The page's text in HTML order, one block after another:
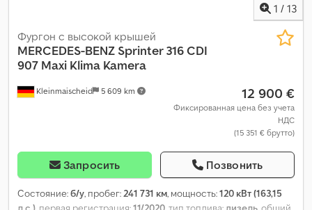
1 / 13
Kleinmaischeid 5 609 km
Фургон с высокой крышей
MERCEDES-BENZ Sprinter 316 CDI
907 Maxi Klima Kamera
12 900 €
Фиксированная цена без учета
НДС
(15 351 € брутто)
Запросить Позвонить
Состояние:б/у, пробег:241 731 км, мощность:120 кВт (163,15